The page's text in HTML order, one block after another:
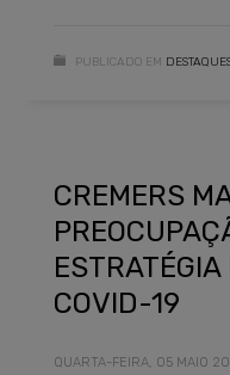
PUBLICADO EM
CREMERS
COVID-19
QUARTA-FEIRA, 05 MAIO